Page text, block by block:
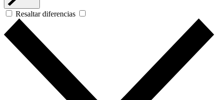
Resaltar diferencias